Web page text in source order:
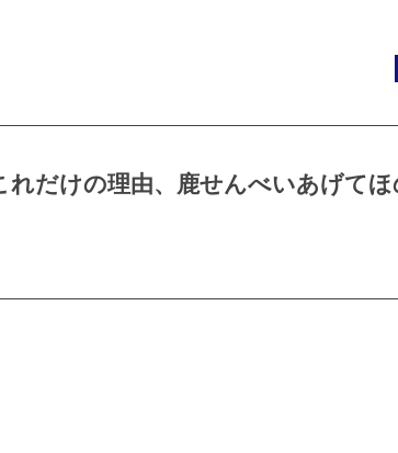
れだけの理由、鹿せんべいあげて